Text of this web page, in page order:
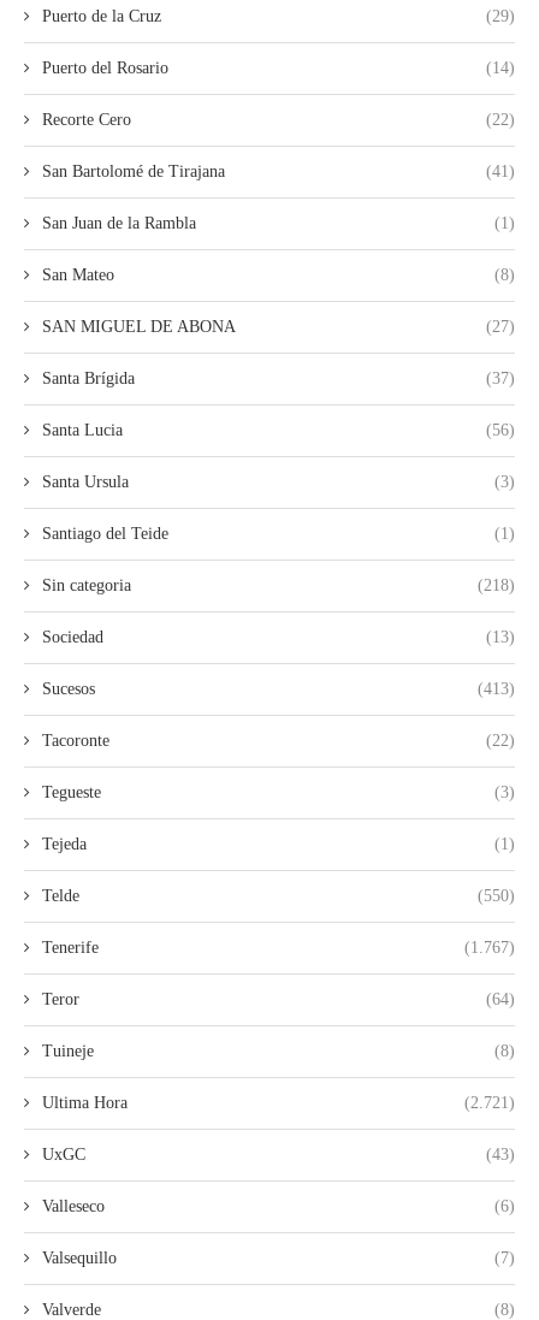
Puerto de la Cruz (29)
Puerto del Rosario (14)
Recorte Cero (22)
San Bartolomé de Tirajana (41)
San Juan de la Rambla (1)
San Mateo (8)
SAN MIGUEL DE ABONA (27)
Santa Brígida (37)
Santa Lucia (56)
Santa Ursula (3)
Santiago del Teide (1)
Sin categoria (218)
Sociedad (13)
Sucesos (413)
Tacoronte (22)
Tegueste (3)
Tejeda (1)
Telde (550)
Tenerife (1.767)
Teror (64)
Tuineje (8)
Ultima Hora (2.721)
UxGC (43)
Valleseco (6)
Valsequillo (7)
Valverde (8)